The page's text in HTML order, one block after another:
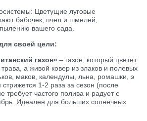
Цветущие луговые
бабочек, пчел и шмелей,
вашего сада.
своей цели:
газон» – газон, который цветет.
а живой ковер из злаков и полевых
маков, календулы, льна, ромашки, э
1-2 раза за сезон (после
требует частого полива и радует с
Идеален для больших солнечных